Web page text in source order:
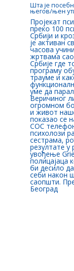
Шта је
његов/њен
Пројекат
преко 100
Србији и
је активан
часова
жртвама
Србије где
програму
трауме и
уме да
Веричиног
огромном
и живот
показао се
СОС
психолози
сестрама,
резултате
увођење
полицајаца
би десило
себи након
саопшти.
Београд